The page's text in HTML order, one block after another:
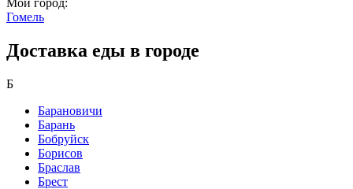
Мой город:
Гомель
Доставка еды в городе
Б
Барановичи
Барань
Бобруйск
Борисов
Браслав
Брест